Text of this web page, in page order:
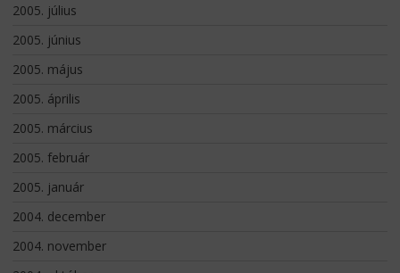
2005. július
2005. június
2005. május
2005. április
2005. március
2005. február
2005. január
2004. december
2004. november